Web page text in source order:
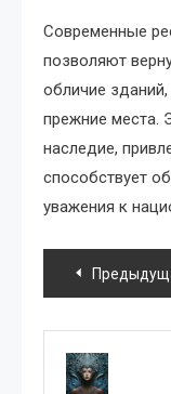
Современные
позволяют
обличие
прежние места.
наследие,
способствует
уважения к
по
записям